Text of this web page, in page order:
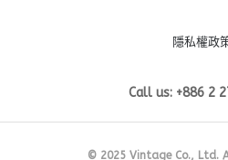
隱私權政
Call us: +886 2
© 2025 Vintage Co., Ltd.